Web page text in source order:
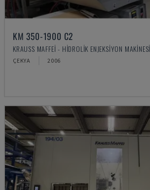
KM 350-1900 C2
KRAUSS MAFFEI - HIDROLIK ENJEKSIYON MAKINESI
ÇEKYA 2006